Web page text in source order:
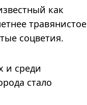
как
травянистое
соцветия.
и среди
стало